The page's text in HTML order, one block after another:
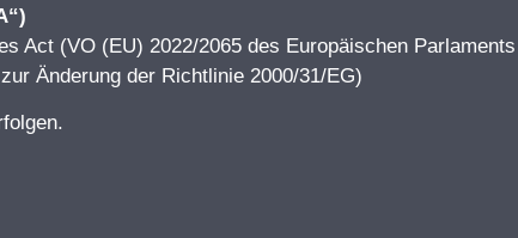
Act (VO (EU) 2022/2065 des Europäischen
Änderung der Richtlinie 2000/31/EG)